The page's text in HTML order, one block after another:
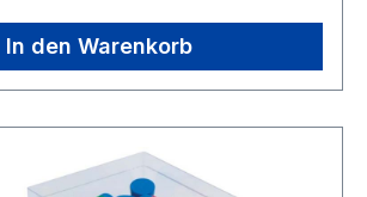
In den Warenkorb